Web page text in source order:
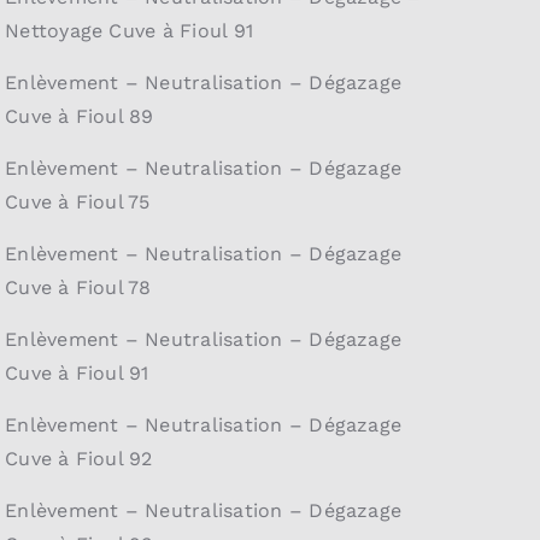
Nettoyage Cuve à Fioul 91
Enlèvement – Neutralisation – Dégazage
Cuve à Fioul 89
Enlèvement – Neutralisation – Dégazage
Cuve à Fioul 75
Enlèvement – Neutralisation – Dégazage
Cuve à Fioul 78
Enlèvement – Neutralisation – Dégazage
Cuve à Fioul 91
Enlèvement – Neutralisation – Dégazage
Cuve à Fioul 92
Enlèvement – Neutralisation – Dégazage